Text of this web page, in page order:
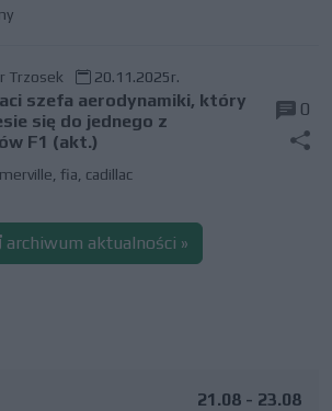
Trzosek 20.11.2025r.
szefa aerodynamiki, który
się do jednego z
F1 (akt.)
fia cadillac
0
archiwum aktualności »
21.08 - 23.08